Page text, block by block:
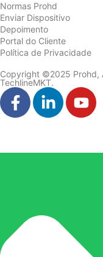
Normas Prohd
Enviar Dispositivo
Depoimento
Portal do Cliente
Política de Privacidade
Copyright ©2025 Prohd,
TechlineMKT.